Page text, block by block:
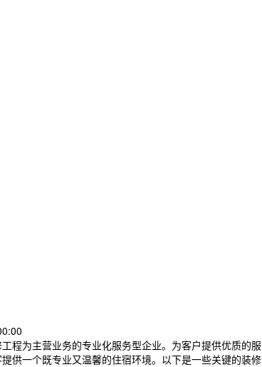
为主营业务的专业化服务型企业。为客户提供优质的服
一个既专业又温馨的住宿环境。以下是一些关键的装